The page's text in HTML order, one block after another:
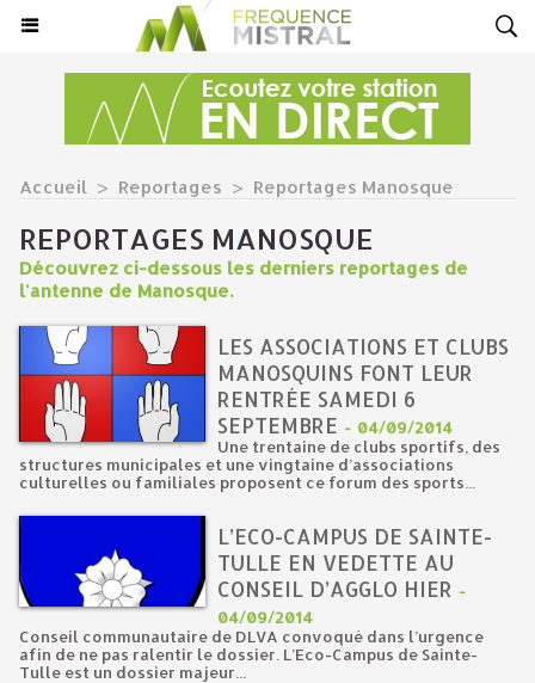
Accueil > Reportages > Reportages Manosque
REPORTAGES MANOSQUE
Découvrez ci-dessous les derniers reportages de
l'antenne de Manosque.
LES ASSOCIATIONS ET CLUBS
MANOSQUINS FONT LEUR
RENTRÉE SAMEDI 6
SEPTEMBRE - 04/09/2014
Une trentaine de clubs sportifs, des
structures municipales et une vingtaine d’associations
culturelles ou familiales proposent ce forum des sports...
L’ECO-CAMPUS DE SAINTE-
TULLE EN VEDETTE AU
CONSEIL D’AGGLO HIER -
04/09/2014
Conseil communautaire de DLVA convoqué dans l’urgence
afin de ne pas ralentir le dossier. L’Eco-Campus de Sainte-
Tulle est un dossier majeur...